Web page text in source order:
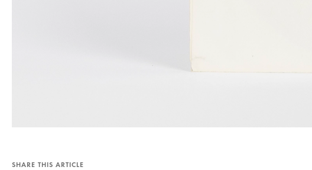
SHARE THIS ARTICLE